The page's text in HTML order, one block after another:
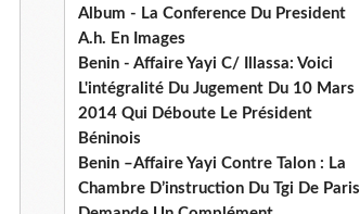
Album - La Conference Du President
A.h. En Images
Benin - Affaire Yayi C/ Illassa: Voici
L'intégralité Du Jugement Du 10 Mars
2014 Qui Déboute Le Président
Béninois
Benin –Affaire Yayi Contre Talon : La
Chambre D’instruction Du Tgi De Paris